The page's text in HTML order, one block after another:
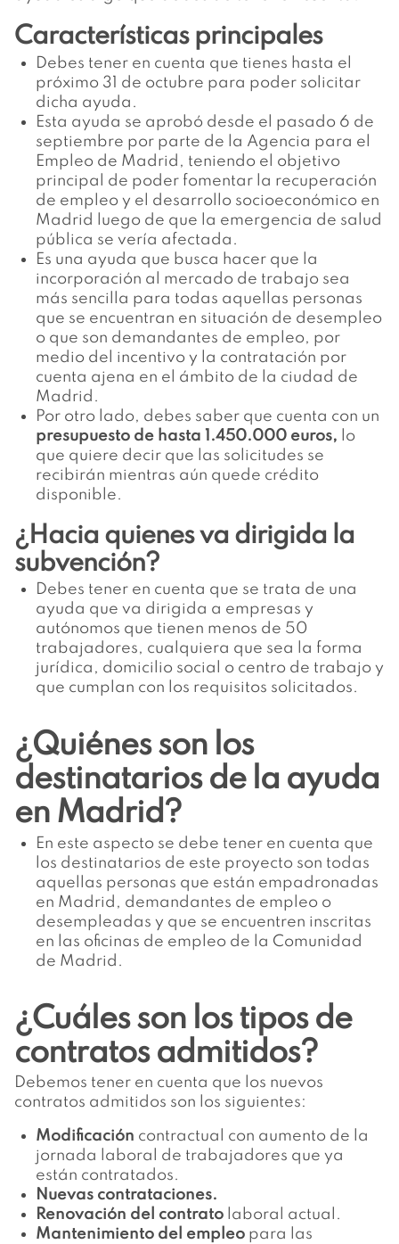
Características principales
Debes tener en cuenta que tienes hasta el
próximo 31 de octubre para poder solicitar
dicha ayuda.
Esta ayuda se aprobó desde el pasado 6 de
septiembre por parte de la Agencia para el
Empleo de Madrid, teniendo el objetivo
principal de poder fomentar la recuperación
de empleo y el desarrollo socioeconómico en
Madrid luego de que la emergencia de salud
pública se vería afectada.
Es una ayuda que busca hacer que la
incorporación al mercado de trabajo sea
más sencilla para todas aquellas personas
que se encuentran en situación de desempleo
o que son demandantes de empleo, por
medio del incentivo y la contratación por
cuenta ajena en el ámbito de la ciudad de
Madrid.
Por otro lado, debes saber que cuenta con un
presupuesto de hasta 1.450.000 euros,
lo
que quiere decir que las solicitudes se
recibirán mientras aún quede crédito
disponible.
¿Hacia quienes va dirigida la
subvención?
Debes tener en cuenta que se trata de una
ayuda que va dirigida a empresas y
autónomos que tienen menos de 50
trabajadores, cualquiera que sea la forma
jurídica, domicilio social o centro de trabajo y
que cumplan con los requisitos solicitados.
¿Quiénes son los
destinatarios de la ayuda
en Madrid?
En este aspecto se debe tener en cuenta que
los destinatarios de este proyecto son todas
aquellas personas que están empadronadas
en Madrid, demandantes de empleo o
desempleadas y que se encuentren inscritas
en las oficinas de empleo de la Comunidad
de Madrid.
¿Cuáles son los tipos de
contratos admitidos?
Debemos tener en cuenta que los nuevos
contratos admitidos son los siguientes:
Modificación contractual con aumento de la
jornada laboral de trabajadores que ya
están contratados.
Nuevas contrataciones.
Renovación del contrato laboral actual.
Mantenimiento del empleo para las